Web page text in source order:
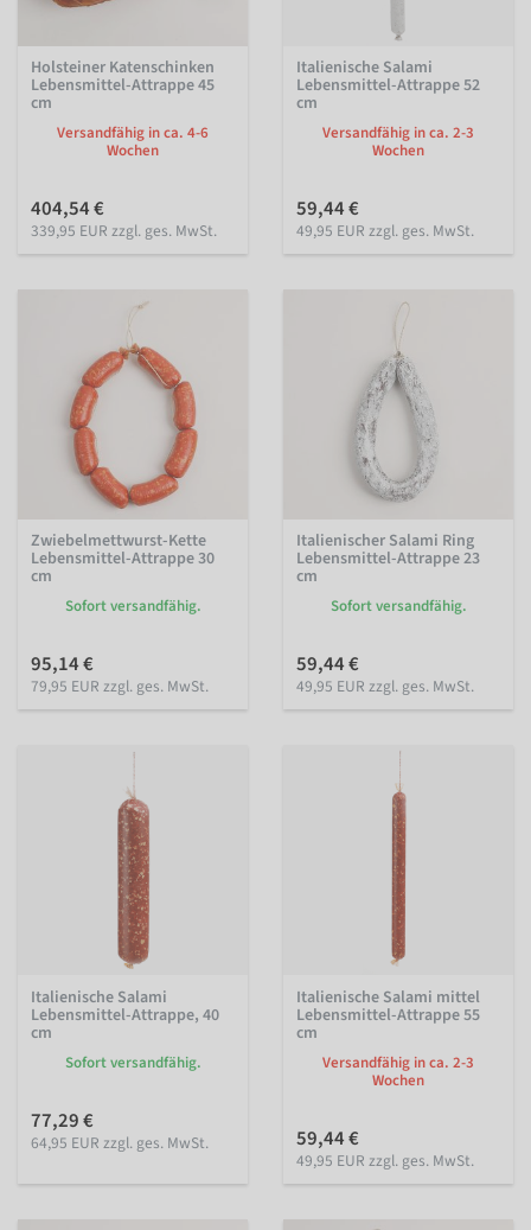
Holsteiner Katenschinken
Lebensmittel-Attrappe 45
cm
Versandfähig in ca. 4-6
Wochen
404,54 €
339,95 EUR zzgl. ges. MwSt.
Italienische Salami
Lebensmittel-Attrappe 52
cm
Versandfähig in ca. 2-3
Wochen
59,44 €
49,95 EUR zzgl. ges. MwSt.
Zwiebelmettwurst-Kette
Lebensmittel-Attrappe 30
cm
Sofort versandfähig.
95,14 €
79,95 EUR zzgl. ges. MwSt.
Italienischer Salami Ring
Lebensmittel-Attrappe 23
cm
Sofort versandfähig.
59,44 €
49,95 EUR zzgl. ges. MwSt.
Italienische Salami
Lebensmittel-Attrappe, 40
cm
Sofort versandfähig.
77,29 €
64,95 EUR zzgl. ges. MwSt.
Italienische Salami mittel
Lebensmittel-Attrappe 55
cm
Versandfähig in ca. 2-3
Wochen
59,44 €
49,95 EUR zzgl. ges. MwSt.